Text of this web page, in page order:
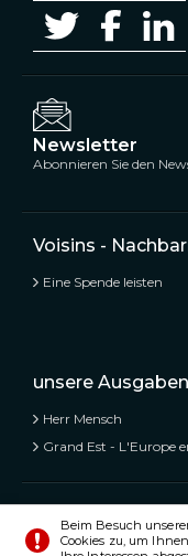
Newsletter
Abonnieren Sie den
Voisins -
Eine Spende leisten
unsere Ausgaben
Herr Mensch
Grand Est - L'Europe
Voisins - Nachbarn,
© Alle Rechte
Beim Besuch
Cookies zu, um